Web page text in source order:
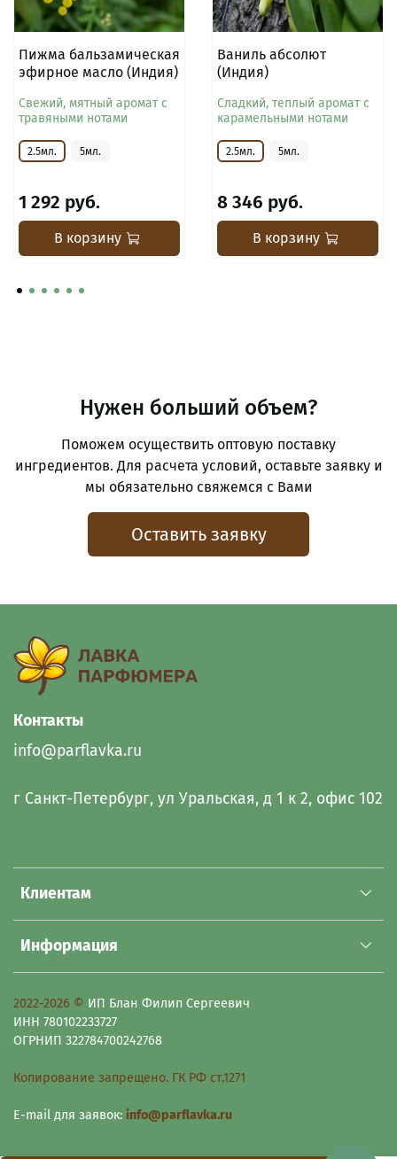
Пижма бальзамическая
эфирное масло (Индия)
Свежий, мятный аромат с
травяными нотами
2.5мл. 5мл.
1 292 руб.
В корзину
Ваниль абсолют
(Индия)
Сладкий, теплый аромат с
карамельными нотами
2.5мл. 5мл.
8 346 руб.
В корзину
Нужен больший объем?
Поможем осуществить оптовую поставку
ингредиентов. Для расчета условий, оставьте заявку и
мы обязательно свяжемся с Вами
Оставить заявку
Клиентам
Информация
Контакты
info@parflavka.ru
г Санкт-Петербург, ул Уральская, д 1 к 2, офис 102
2022-2026 © ИП Блан Филип Сергеевич
ИНН 780102233727
ОГРНИП 322784700242768
Копирование запрещено. ГК РФ ст.1271
E-mail для заявок: info@parflavka.ru